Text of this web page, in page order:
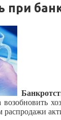
распродажи